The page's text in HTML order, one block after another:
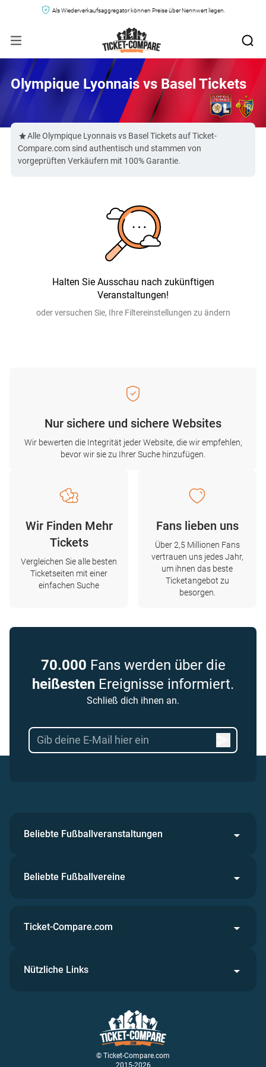
Als Wiederverkaufsaggregator können Preise über Nennwert liegen.
Olympique Lyonnais vs Basel Tickets
Alle Olympique Lyonnais vs Basel Tickets auf Ticket-
Compare.com sind authentisch und stammen von
vorgeprüften Verkäufern mit 100% Garantie.
Halten Sie Ausschau nach zukünftigen
Veranstaltungen!
oder versuchen Sie, Ihre Filtereinstellungen zu ändern
Nur sichere und sichere Websites
Wir bewerten die Integrität jeder Website, die wir empfehlen,
bevor wir sie zu Ihrer Suche hinzufügen.
Wir Finden Mehr
Tickets
Vergleichen Sie alle besten
Ticketseiten mit einer
einfachen Suche
Fans lieben uns
Über 2,5 Millionen Fans
vertrauen uns jedes Jahr,
um ihnen das beste
Ticketangebot zu
besorgen.
70.000 Fans werden über die
heißesten Ereignisse informiert.
Schließ dich ihnen an.
Beliebte Fußballveranstaltungen
Beliebte Fußballvereine
© Ticket-Compare.com
2015-2026
Ticket-Compare.com
Nützliche Links